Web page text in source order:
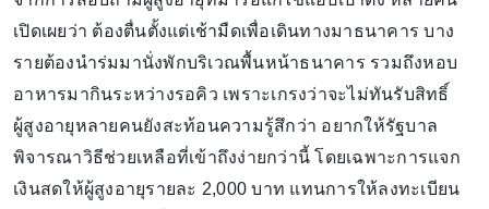
เปิดเผยว่า ต้องตื่นตั้งแต่เช้ามืดเพื่อเดินทางมาธนาคาร บาง
รายต้องนำร่มมานั่งพักบริเวณพื้นหน้าธนาคาร รวมถึงหอบ
อาหารมากินระหว่างรอคิว เพราะเกรงว่าจะไม่ทันรับสิทธิ์
ผู้สูงอายุหลายคนยังสะท้อนความรู้สึกว่า อยากให้รัฐบาล
พิจารณาวิธีช่วยเหลือที่เข้าถึงง่ายกว่านี้ โดยเฉพาะการแจก
เงินสดให้ผู้สูงอายุรายละ 2,000 บาท แทนการให้ลงทะเบียน